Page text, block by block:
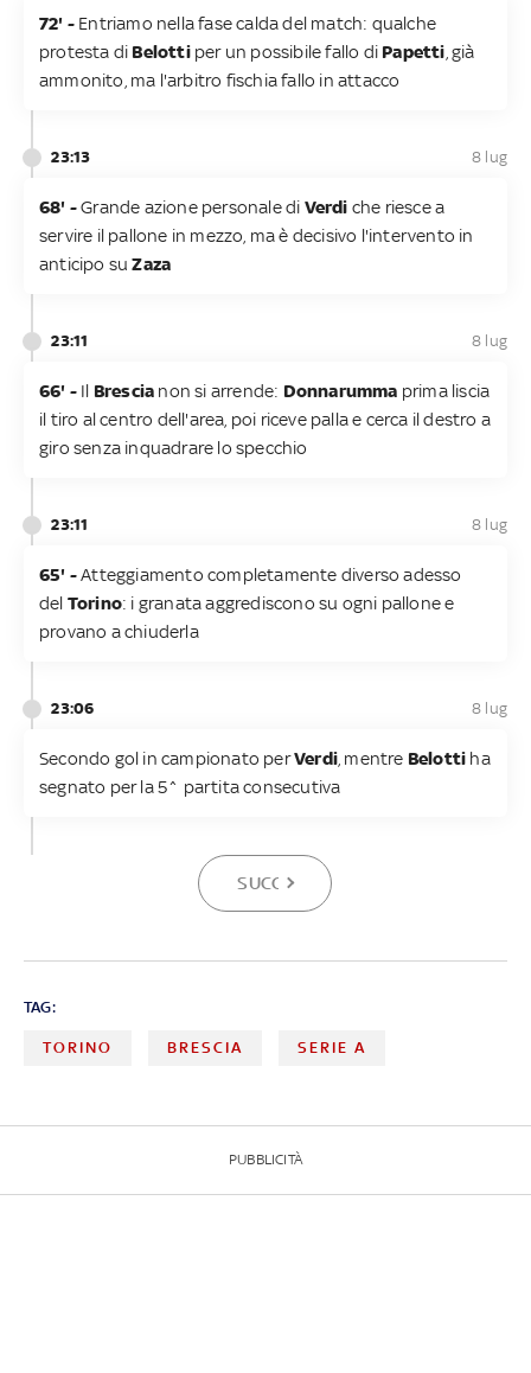
72' - Entriamo nella fase calda del match: qualche
protesta di Belotti per un possibile fallo di Papetti , già
ammonito, ma l'arbitro fischia fallo in attacco
23:13 8 lug
68' -Grande azione personale di Verdi che riesce a
servire il pallone in mezzo, ma è decisivo l'intervento in
anticipo suZaza
23:11 8 lug
66' - Il Brescia non si arrende: Donnarumma prima liscia
il tiro al centro dell'area, poi riceve palla e cerca il destro a
giro senza inquadrare lo specchio
23:11 8 lug
65' -Atteggiamento completamente diverso adesso
del Torino: i granata aggrediscono su ogni pallone e
provano a chiuderla
23:06 8 lug
Secondo gol in campionato perVerdi , mentre Belotti ha
segnato per la 5^ partita consecutiva
SUCCESSIVA
TAG:
TORINO BRESCIA SERIE A
PUBBLICITÀ